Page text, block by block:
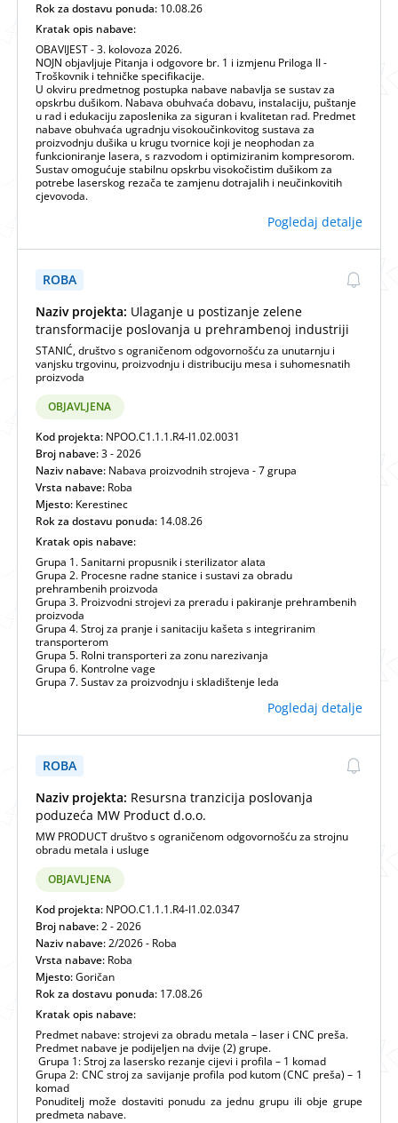
Rok za dostavu ponuda: 10.08.26
Kratak opis nabave:
OBAVIJEST - 3. kolovoza 2026.
NOJN objavljuje Pitanja i odgovore br. 1 i izmjenu Priloga II -
Troškovnik i tehničke specifikacije.
U okviru predmetnog postupka nabave nabavlja se sustav za
opskrbu dušikom. Nabava obuhvaća dobavu, instalaciju, puštanje
u rad i edukaciju zaposlenika za siguran i kvalitetan rad. Predmet
nabave obuhvaća ugradnju visokoučinkovitog sustava za
proizvodnju dušika u krugu tvornice koji je neophodan za
funkcioniranje lasera, s razvodom i optimiziranim kompresorom.
Sustav omogućuje stabilnu opskrbu visokočistim dušikom za
potrebe laserskog rezača te zamjenu dotrajalih i neučinkovitih
cjevovoda.
Pogledaj detalje
ROBA
Naziv projekta: Ulaganje u postizanje zelene
transformacije poslovanja u prehrambenoj industriji
STANIĆ, društvo s ograničenom odgovornošću za unutarnju i
vanjsku trgovinu, proizvodnju i distribuciju mesa i suhomesnatih
proizvoda
OBJAVLJENA
Kod projekta: NPOO.C1.1.1.R4-I1.02.0031
Broj nabave:3 - 2026
Naziv nabave: Nabava proizvodnih strojeva - 7 grupa
Vrsta nabave: Roba
Mjesto: Kerestinec
Rok za dostavu ponuda: 14.08.26
Kratak opis nabave:
Grupa 1. Sanitarni propusnik i sterilizator alata
Grupa 2. Procesne radne stanice i sustavi za obradu
prehrambenih proizvoda
Grupa 3. Proizvodni strojevi za preradu i pakiranje prehrambenih
proizvoda
Grupa 4. Stroj za pranje i sanitaciju kašeta s integriranim
transporterom
Grupa 5. Rolni transporteri za zonu narezivanja
Grupa 6. Kontrolne vage
Grupa 7. Sustav za proizvodnju i skladištenje leda
Pogledaj detalje
ROBA
Naziv projekta: Resursna tranzicija poslovanja
poduzeća MW Product d.o.o.
MW PRODUCT društvo s ograničenom odgovornošću za strojnu
obradu metala i usluge
OBJAVLJENA
Kod projekta: NPOO.C1.1.1.R4-I1.02.0347
Broj nabave:2 - 2026
Naziv nabave:2/2026 - Roba
Vrsta nabave: Roba
Mjesto:Goričan
Rok za dostavu ponuda: 17.08.26
Kratak opis nabave:
Predmet nabave: strojevi za obradu metala – laser i CNC preša.
Predmet nabave je podijeljen na dvije (2) grupe.
Grupa 1: Stroj za lasersko rezanje cijevi i profila – 1 komad
Grupa 2: CNC stroj za savijanje profila pod kutom (CNC preša) – 1
komad
Ponuditelj može dostaviti ponudu za jednu grupu ili obje grupe
predmeta nabave.